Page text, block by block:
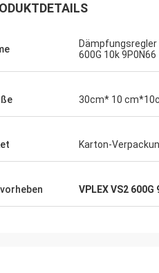
Dämpfungsregler
600G 10k 9P0N66
30cm* 10
Karton-
VPLEX VS2 600G